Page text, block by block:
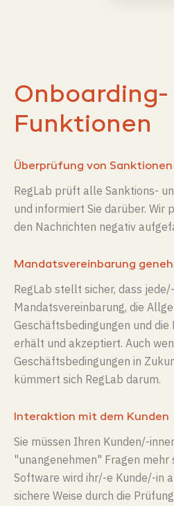
Onboarding-
Funktionen
Überprüfung von
RegLab prüft alle Sanktions-
und informiert Sie darüber. Wir
den Nachrichten negativ
Mandatsvereinbarung
RegLab stellt sicher, dass
Mandatsvereinbarung, die
Geschäftsbedingungen und
erhält und akzeptiert. Auch
Geschäftsbedingungen in
kümmert sich RegLab darum.
Interaktion mit dem Kunden
Sie müssen Ihren Kunden/-
"unangenehmen" Fragen mehr
Software wird ihr/-e Kunde/-in
sichere Weise durch die Prüfung